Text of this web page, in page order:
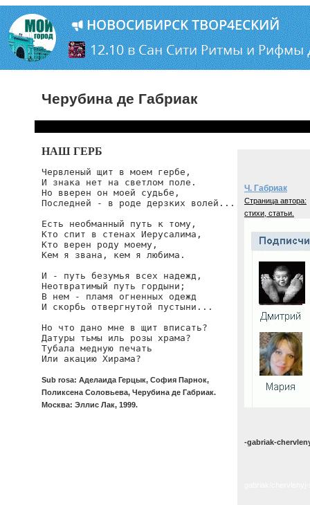
Черубина де Габриак
НАШ ГЕРБ
Червленый щит в моем гербе,
И знака нет на светлом поле.
Но вверен он моей судьбе,
Последней - в роде дерзких волей...
Есть необманный путь к тому,
Кто спит в стенах Иерусалима,
Кто верен роду моему,
Кем я звана, кем я любима.
И - путь безумья всех надежд,
Неотвратимый путь гордыни;
В нем - пламя огненных одежд
И скорбь отвергнутой пустыни...
Но что дано мне в щит вписать?
Датуры тьмы иль розы храма?
Тубала медную печать
Или акацию Хирама?
Sub rosa: Аделаида Герцык, София Парнок,
Поликсена Соловьева, Черубина де Габриак.
Москва: Эллис Лак, 1999.
Ч. Габриак
Страница автора:
стихи, статьи.
-gabriak-